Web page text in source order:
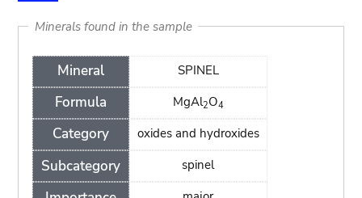
Minerals found in the sample
Mineral
Formula
Category
Subcategory
SPINEL
MgAl2O4
oxides and hydroxides
spinel